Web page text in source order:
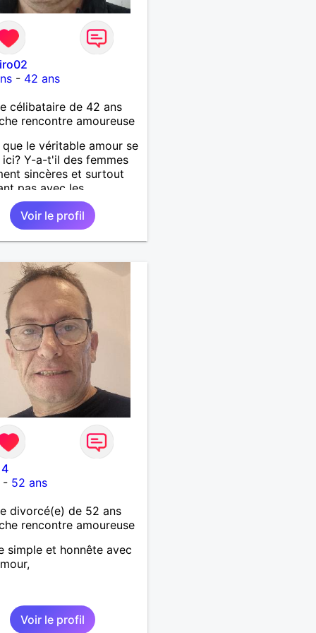
- 42 ans
célibataire de 42 ans
rencontre amoureuse
le véritable amour se
Y-a-t'il des femmes
sincères et surtout
pas avec les
des hommes? Etant
protecteur et
je veux continuer
et pouvoir enfin
Faux profil,
et autres joyeuseté
chemin, vous ne
pas du tout!
Voir le profil
- 52 ans
divorcé(e) de 52 ans
rencontre amoureuse
simple et honnête avec
Voir le profil